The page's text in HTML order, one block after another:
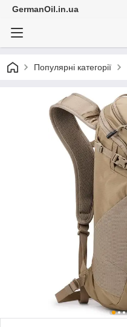
GermanOil.in.ua
Популярні категорії